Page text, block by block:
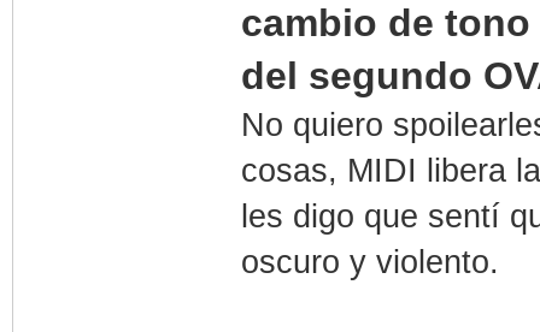
cambio de
del segundo
No quiero
cosas, MIDI libera
les digo que sentí
oscuro y violento.